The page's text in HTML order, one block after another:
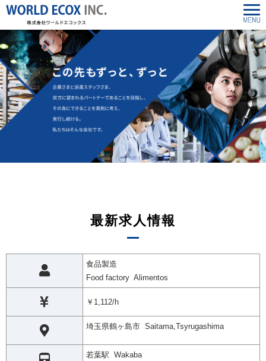
最新求人情報
食品製造
Food factory Alimentos
￥1,112/h
埼玉県鶴ヶ島市 Saitama,Tsyrugashima
若葉駅 Wakaba